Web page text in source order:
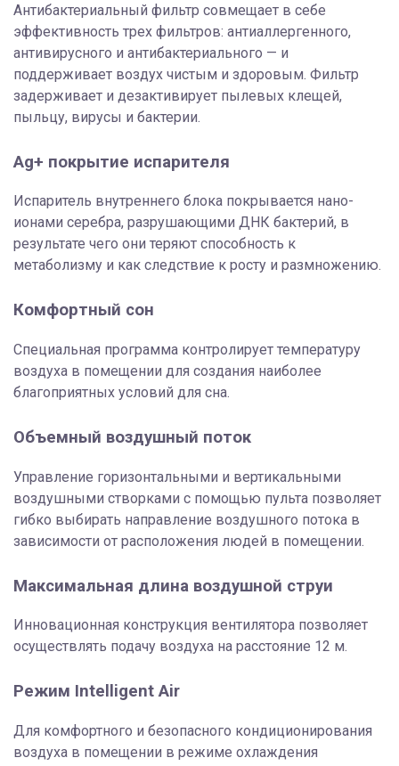
Антибактериальный фильтр совмещает в себе
эффективность трех фильтров: антиаллергенного,
антивирусного и антибактериального — и
поддерживает воздух чистым и здоровым. Фильтр
задерживает и дезактивирует пылевых клещей,
пыльцу, вирусы и бактерии.
Ag+ покрытие испарителя
Испаритель внутреннего блока покрывается нано-
ионами серебра, разрушающими ДНК бактерий, в
результате чего они теряют способность к
метаболизму и как следствие к росту и размножению.
Комфортный сон
Специальная программа контролирует температуру
воздуха в помещении для создания наиболее
благоприятных условий для сна.
Объемный воздушный поток
Управление горизонтальными и вертикальными
воздушными створками с помощью пульта позволяет
гибко выбирать направление воздушного потока в
зависимости от расположения людей в помещении.
Максимальная длина воздушной струи
Инновационная конструкция вентилятора позволяет
осуществлять подачу воздуха на расстояние 12 м.
Режим Intelligent Air
Для комфортного и безопасного кондиционирования
воздуха в помещении в режиме охлаждения